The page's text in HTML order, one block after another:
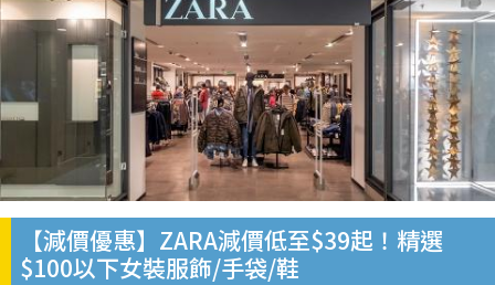
【減價優惠】ZARA減價低至$39起！精選
$100以下女裝服飾/手袋/鞋